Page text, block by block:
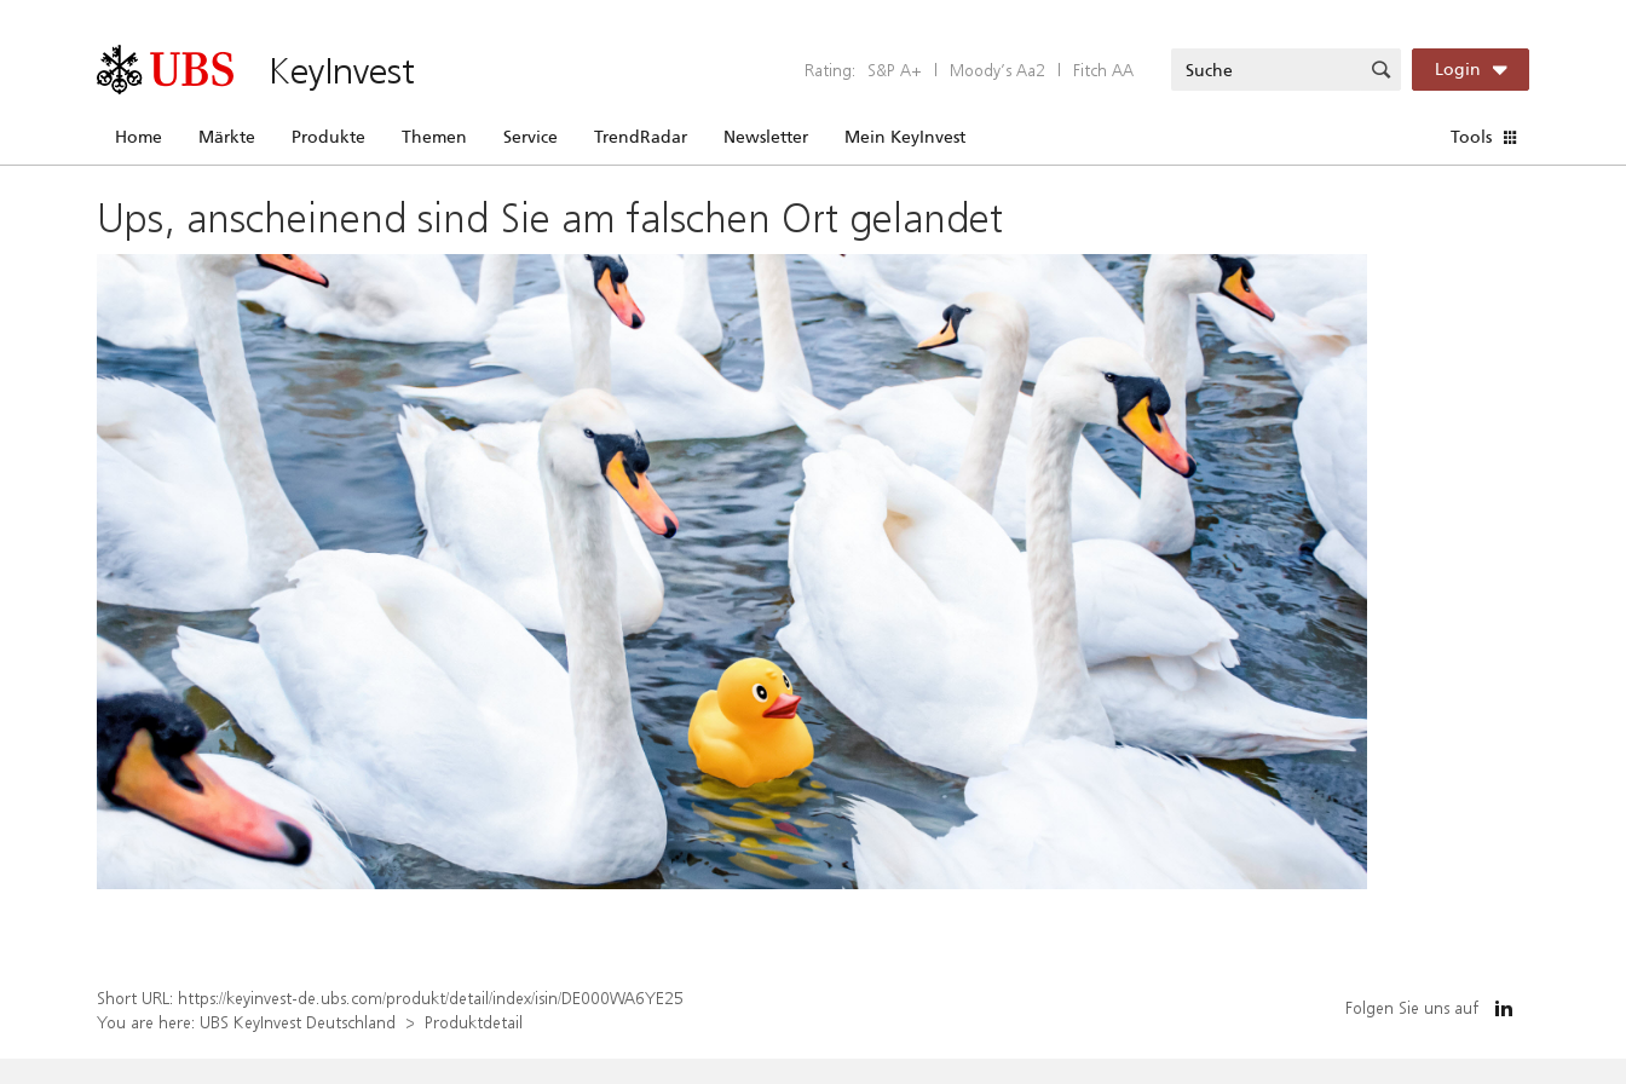
KeyInvest Rating: S&P A+ | Moody’s Aa2 | Fitch AA Login
Home Märkte Produkte Themen Service TrendRadar Newsletter Mein KeyInvest Tools
Ups, anscheinend sind Sie am falschen Ort gelandet
Short URL: https://keyinvest-de.ubs.com/produkt/detail/index/isin/DE000WA6YE25
You are here: UBS KeyInvest Deutschland Produktdetail
Folgen Sie uns auf